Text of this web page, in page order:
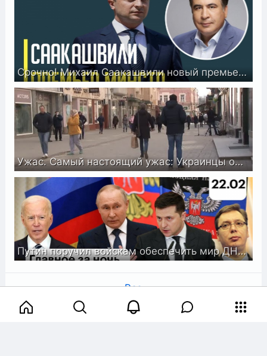
Срочно! Михаил Саакашвили новый премьер министр Украины. Реакция Зеленского
Ужас. Самый настоящий ужас: Украинцы оценили деятельность Зеленского
Путин поручил войскам обеспечить мир ДНР и ЛНР. Реакция Зеленского. Украина: риск военного конфликта
Все